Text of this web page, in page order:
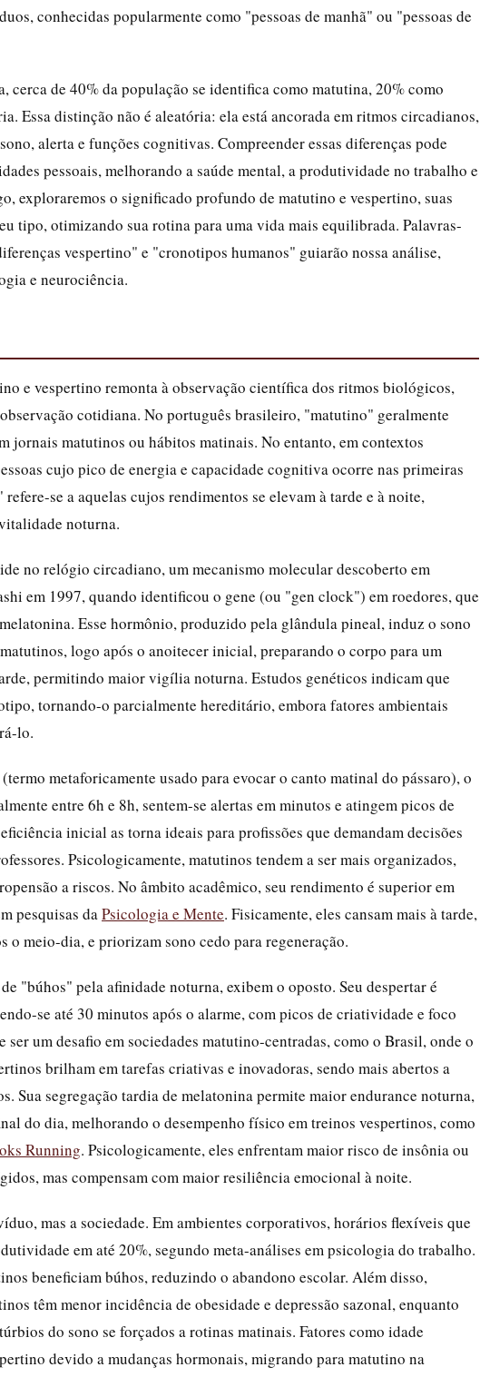
conhecidas popularmente como "pessoas de manhã" ou "pessoas de
cerca de 40% da população se identifica como matutina, 20% como
Essa distinção não é aleatória: ela está ancorada em ritmos circadianos,
alerta e funções cognitivas. Compreender essas diferenças pode
pessoais, melhorando a saúde mental, a produtividade no trabalho e
exploraremos o significado profundo de matutino e vespertino, suas
tipo, otimizando sua rotina para uma vida mais equilibrada. Palavras-
vespertino" e "cronotipos humanos" guiarão nossa análise,
e neurociência.
e vespertino remonta à observação científica dos ritmos biológicos,
cotidiana. No português brasileiro, "matutino" geralmente
jornais matutinos ou hábitos matinais. No entanto, em contextos
cujo pico de energia e capacidade cognitiva ocorre nas primeiras
se a aquelas cujos rendimentos se elevam à tarde e à noite,
noturna.
no relógio circadiano, um mecanismo molecular descoberto em
em 1997, quando identificou o gene (ou "gen clock") em roedores, que
Esse hormônio, produzido pela glândula pineal, induz o sono
logo após o anoitecer inicial, preparando o corpo para um
permitindo maior vigília noturna. Estudos genéticos indicam que
tornando-o parcialmente hereditário, embora fatores ambientais
lo.
metaforicamente usado para evocar o canto matinal do pássaro), o
entre 6h e 8h, sentem-se alertas em minutos e atingem picos de
inicial as torna ideais para profissões que demandam decisões
Psicologicamente, matutinos tendem a ser mais organizados,
a riscos. No âmbito acadêmico, seu rendimento é superior em
pesquisas daPsicologia e Mente. Fisicamente, eles cansam mais à tarde,
o meio-dia, e priorizam sono cedo para regeneração.
"búhos" pela afinidade noturna, exibem o oposto. Seu despertar é
se até 30 minutos após o alarme, com picos de criatividade e foco
um desafio em sociedades matutino-centradas, como o Brasil, onde o
brilham em tarefas criativas e inovadoras, sendo mais abertos a
Sua segregação tardia de melatonina permite maior endurance noturna,
do dia, melhorando o desempenho físico em treinos vespertinos, como
Running. Psicologicamente, eles enfrentam maior risco de insônia ou
mas compensam com maior resiliência emocional à noite.
mas a sociedade. Em ambientes corporativos, horários flexíveis que
em até 20%, segundo meta-análises em psicologia do trabalho.
beneficiam búhos, reduzindo o abandono escolar. Além disso,
têm menor incidência de obesidade e depressão sazonal, enquanto
do sono se forçados a rotinas matinais. Fatores como idade
devido a mudanças hormonais, migrando para matutino na